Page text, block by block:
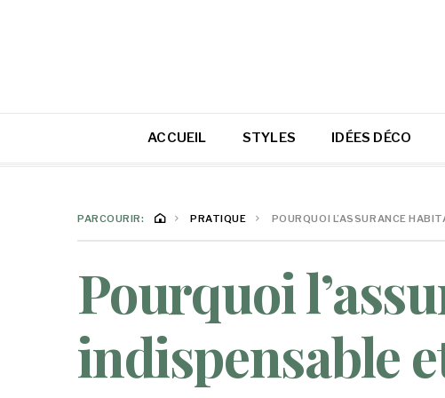
ACCUEIL STYLES IDÉES DÉCO
PARCOURIR: PRATIQUE POURQUOI L’ASSURANCE
Pourquoi
indispensable